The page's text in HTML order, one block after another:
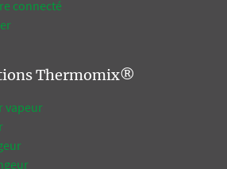
connecté
Thermomix®
vapeur